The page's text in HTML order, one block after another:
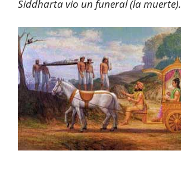
Siddharta vio un funeral (la muerte).